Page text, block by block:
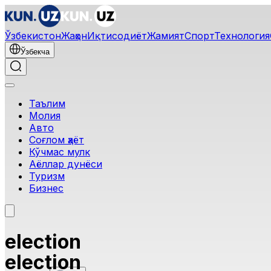
ЎзбекистонЖаҳонИқтисодиётЖамиятСпортТехнология
Ўзбекча
Таълим
Молия
Авто
Соғлом ҳаёт
Кўчмас мулк
Аёллар дунёси
Туризм
Бизнес
election
election